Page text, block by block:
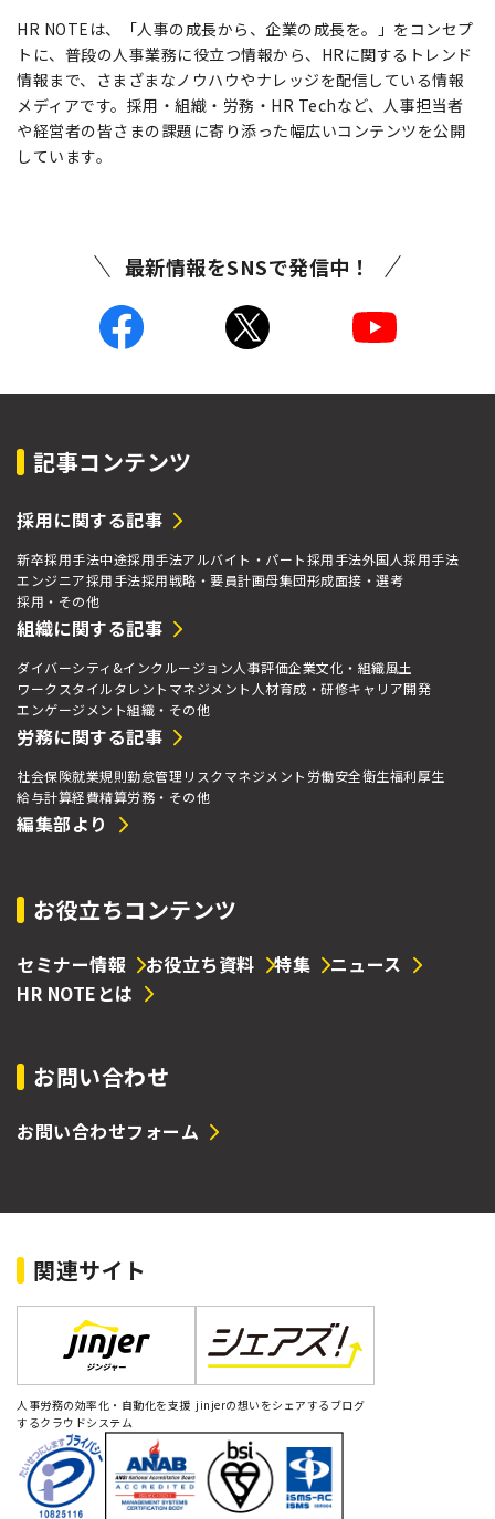
HR NOTEは、「人事の成長から、企業の成長を。」をコンセプ
トに、普段の人事業務に役立つ情報から、HRに関するトレンド
情報まで、さまざまなノウハウやナレッジを配信している情報
メディアです。採用・組織・労務・HR Techなど、人事担当者
や経営者の皆さまの課題に寄り添った幅広いコンテンツを公開
しています。
最新情報をSNSで発信中！
記事コンテンツ
採用に関する記事
新卒採用手法中途採用手法アルバイト・パート採用手法外国人採用手法
エンジニア採用手法採用戦略・要員計画母集団形成面接・選考
採用・その他
組織に関する記事
ダイバーシティ&インクルージョン人事評価企業文化・組織風土
ワークスタイルタレントマネジメント 人材育成・研修キャリア開発
エンゲージメント組織・その他
労務に関する記事
社会保険就業規則勤怠管理 リスクマネジメント 労働安全衛生福利厚生
給与計算経費精算労務・その他
編集部より
お役立ちコンテンツ
セミナー情報 お役立ち資料 特集
ニュース
HR NOTEとは
お問い合わせ
お問い合わせフォーム
関連サイト
人事労務の効率化・自動化を支援
するクラウドシステム
jinjerの想いをシェアするブログ